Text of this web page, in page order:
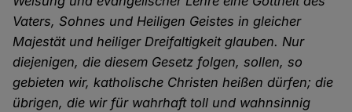
Vaters, Sohnes und Heiligen Geistes in gleicher
Majestät und heiliger Dreifaltigkeit glauben. Nur
diejenigen, die diesem Gesetz folgen, sollen, so
gebieten wir, katholische Christen heißen dürfen; die
übrigen, die wir für wahrhaft toll und wahnsinnig